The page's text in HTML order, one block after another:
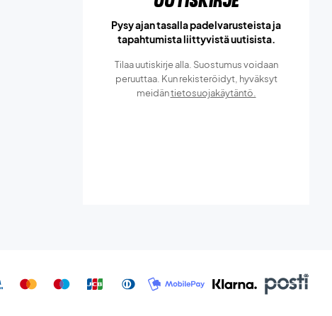
Pysy ajan tasalla padelvarusteista ja
tapahtumista liittyvistä uutisista.
Tilaa uutiskirje alla. Suostumus voidaan
peruuttaa. Kun rekisteröidyt, hyväksyt
meidäntietosuojakäytäntö.